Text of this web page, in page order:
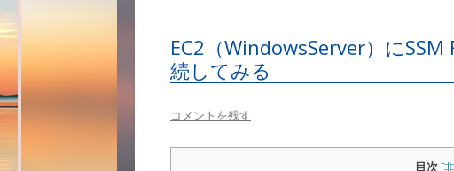
EC2（WindowsServer）に
続してみる
コメントを残す
目次 [